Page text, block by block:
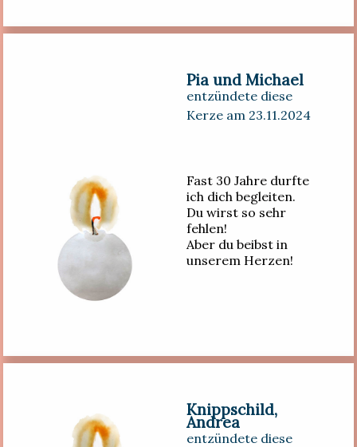
Pia und Michael
entzündete diese
Kerze am 23.11.2024
Fast 30 Jahre durfte
ich dich begleiten.
Du wirst so sehr
fehlen!
Aber du beibst in
unserem Herzen!
Knippschild,
Andrea
entzündete diese